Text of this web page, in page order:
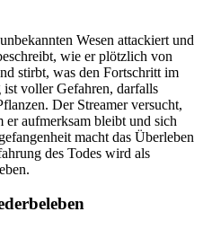
Wesen attackiert und
wie er plötzlich von
stirbt, was den Fortschritt im
voller Gefahren, darfalls
Der Streamer versucht,
er aufmerksam bleibt und sich
macht das Überleben
des Todes wird als